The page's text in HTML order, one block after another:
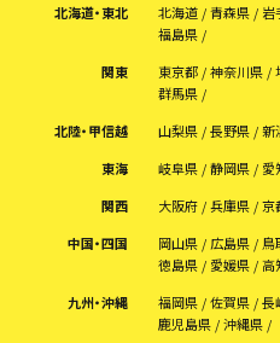
北海道・東北 北海道 青森県 岩
福島県
関東
東京都 神奈川県
群馬県
北陸・甲信越
山梨県 長野県 新
東海
岐阜県 静岡県 愛
関西
大阪府 兵庫県 京
中国・四国
岡山県 広島県 鳥
徳島県
愛媛県
高
九州・沖縄
福岡県 佐賀県 長
鹿児島県
沖縄県